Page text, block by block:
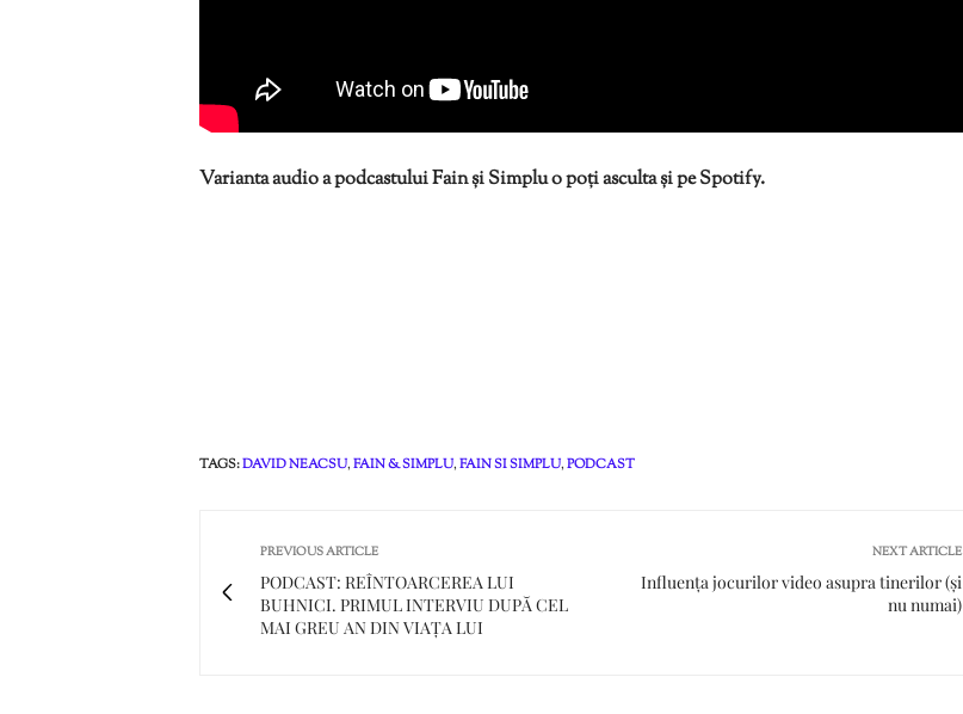
Varianta audio a podcastului Fain și Simplu o poți asculta și pe Spotify.
TAGS:DAVID NEACSU,FAIN & SIMPLU,FAIN SI SIMPLU,PODCAST
PREVIOUS ARTICLE
PODCAST: REÎNTOARCEREA LUI
BUHNICI. PRIMUL INTERVIU DUPĂ CEL
MAI GREU AN DIN VIAȚA LUI
NEXT ARTICLE
Influența jocurilor video asupra tinerilor (și
nu numai)